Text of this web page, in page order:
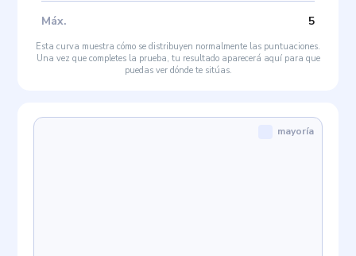
Máx. 5
Esta curva muestra cómo se distribuyen normalmente las puntuaciones.
Una vez que completes la prueba, tu resultado aparecerá aquí para que
puedas ver dónde te sitúas.
mayoría